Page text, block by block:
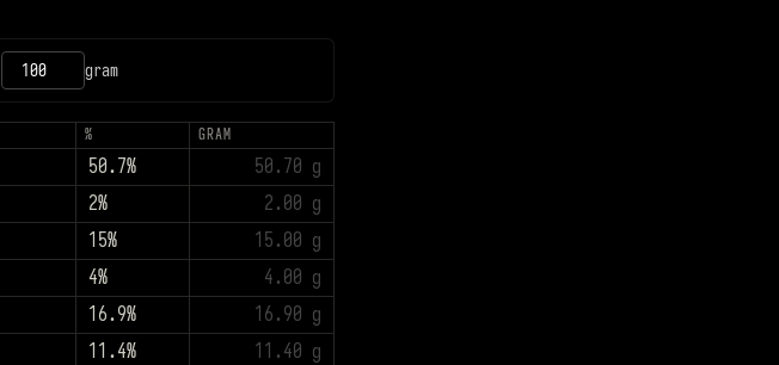
gram
% GRAM
50.7%
50.70 g
2%
2.00 g
15%
15.00 g
4%
4.00 g
16.9%
16.90 g
11.4%
11.40 g